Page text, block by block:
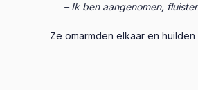
– Ik ben aangenomen,
Ze omarmden elkaar en huilden